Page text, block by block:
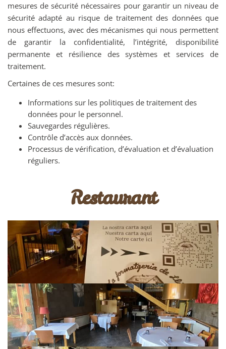
mesures de sécurité nécessaires pour garantir un niveau de
sécurité adapté au risque de traitement des données que
nous effectuons, avec des mécanismes qui nous permettent
de garantir la confidentialité, l’intégrité, disponibilité
permanente et résilience des systèmes et services de
traitement.
Certaines de ces mesures sont:
Informations sur les politiques de traitement des
données pour le personnel.
Sauvegardes régulières.
Contrôle d’accès aux données.
Processus de vérification, d’évaluation et d’évaluation
réguliers.
Restaurant